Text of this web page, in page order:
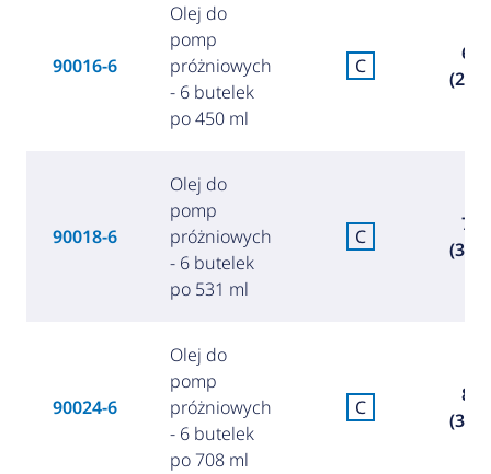
90016-6
Olej do
pomp
próżniowych
- 6 butelek
po 450 ml
C
90018-6
Olej do
pomp
próżniowych
- 6 butelek
po 531 ml
C
90024-6
Olej do
pomp
próżniowych
- 6 butelek
po 708 ml
C